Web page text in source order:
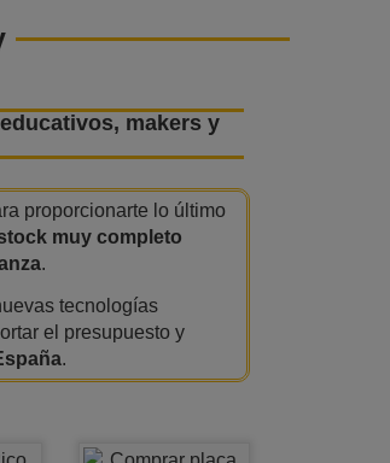
makers y
proporcionarte lo último
muy completo
.
tecnologías
el presupuesto y
.